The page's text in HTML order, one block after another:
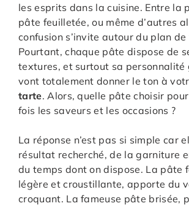
les esprits dans la cuisine. Entre la
pâte feuilletée, ou même d’autres
confusion s’invite autour du plan
Pourtant, chaque pâte dispose de
textures, et surtout sa personnalité
vont totalement donner le ton à
tarte. Alors, quelle pâte choisir
fois les saveurs et les occasions ?
La réponse n’est pas si simple car
résultat recherché, de la garniture
du temps dont on dispose. La pâte
légère et croustillante, apporte du
croquant. La fameuse pâte brisée,